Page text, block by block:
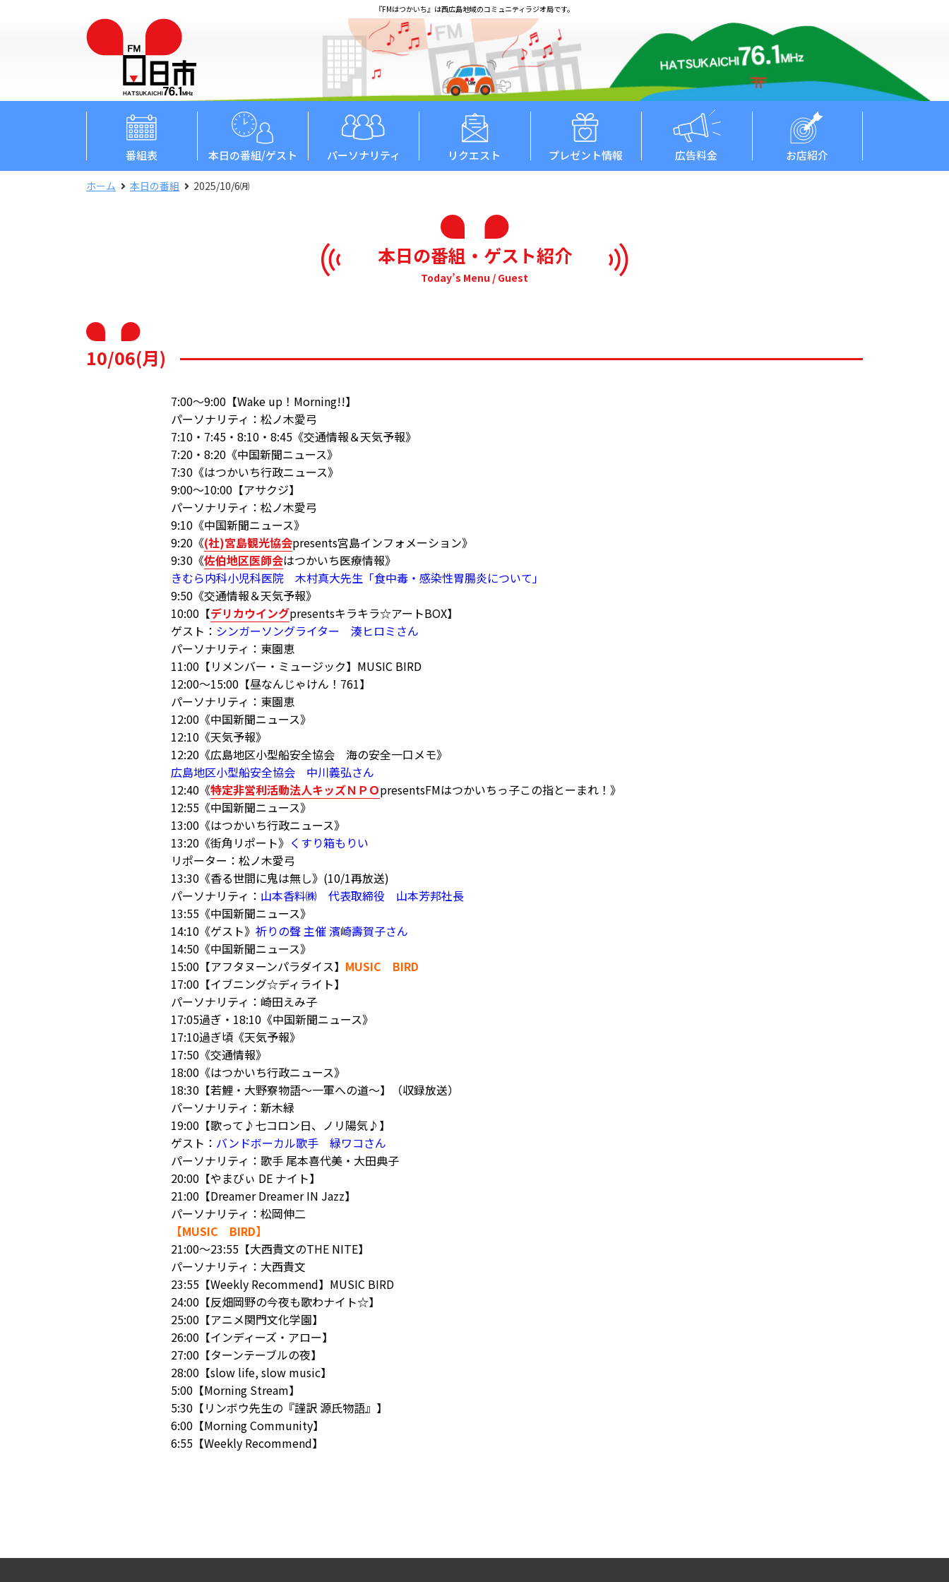
『FMはつかいち』は西広島地域のコミュニティラジオ局です。
番組表 本日の番組/ゲスト パーソナリティ リクエスト プレゼント情報 広告料金 お店紹介
ホーム 本日の番組 2025/10/6㈪
本日の番組・ゲスト紹介
Today’s Menu / Guest
10/06(月)
7:00～9:00【Wake up！Morning!!】
パーソナリティ：松ノ木愛弓
7:10・7:45・8:10・8:45《交通情報＆天気予報》
7:20・8:20《中国新聞ニュース》
7:30《はつかいち行政ニュース》
9:00～10:00【アサクジ】
パーソナリティ：松ノ木愛弓
9:10《中国新聞ニュース》
9:20《(社)宮島観光協会presents宮島インフォメーション》
9:30《佐伯地区医師会はつかいち医療情報》
きむら内科小児科医院 木村真大先生「食中毒・感染性胃腸炎について」
9:50《交通情報＆天気予報》
10:00【デリカウイングpresentsキラキラ☆アートBOX】
ゲスト： シンガーソングライター 湊ヒロミさん
パーソナリティ：東園恵
11:00【リメンバー・ミュージック】MUSIC BIRD
12:00～15:00【昼なんじゃけん！761】
パーソナリティ：東園恵
12:00《中国新聞ニュース》
12:10《天気予報》
12:20《広島地区小型船安全協会 海の安全一口メモ》
広島地区小型船安全協会 中川義弘さん
12:40《特定非営利活動法人キッズＮＰＯpresentsFMはつかいちっ子この指とーまれ！》
12:55《中国新聞ニュース》
13:00《はつかいち行政ニュース》
13:20《街角リポート》 くすり箱もりい
リポーター：松ノ木愛弓
13:30《香る世間に鬼は無し》(10/1再放送)
パーソナリティ： 山本香料㈱ 代表取締役 山本芳邦社長
13:55《中国新聞ニュース》
14:10《ゲスト》 祈りの聲 主催 濱崎壽賀子さん
14:50《中国新聞ニュース》
15:00【アフタヌーンパラダイス】 MUSIC BIRD
17:00【イブニング☆ディライト】
パーソナリティ：崎田えみ子
17:05過ぎ・18:10《中国新聞ニュース》
17:10過ぎ頃《天気予報》
17:50《交通情報》
18:00《はつかいち行政ニュース》
18:30【若鯉・大野寮物語～一軍への道～】（収録放送）
パーソナリティ：新木緑
19:00【歌って♪七コロン日、ノリ陽気♪】
ゲスト： バンドボーカル歌手 緑ワコさん
パーソナリティ：歌手 尾本喜代美・大田典子
20:00【やまびぃ DE ナイト】
21:00【Dreamer Dreamer IN Jazz】
パーソナリティ：松岡伸二
【MUSIC BIRD】
21:00～23:55【大西貴文のTHE NITE】
パーソナリティ：大西貴文
23:55【Weekly Recommend】MUSIC BIRD
24:00【反畑岡野の今夜も歌わナイト☆】
25:00【アニメ関門文化学園】
26:00【インディーズ・アロー】
27:00【ターンテーブルの夜】
28:00【slow life, slow music】
5:00【Morning Stream】
5:30【リンボウ先生の『謹訳 源氏物語』】
6:00【Morning Community】
6:55【Weekly Recommend】